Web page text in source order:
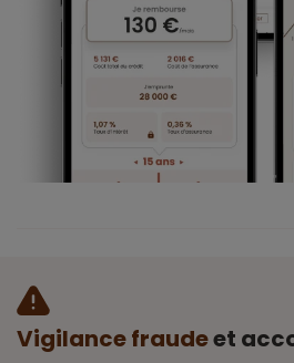
Vigilance fraudeet